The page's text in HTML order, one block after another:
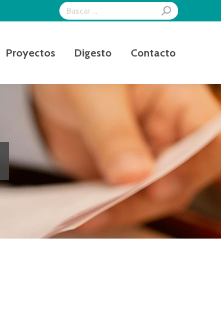
Search:
Proyectos Digesto Contacto